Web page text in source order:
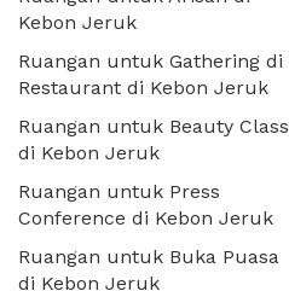
Kebon Jeruk
Ruangan untuk Gathering di
Restaurant di Kebon Jeruk
Ruangan untuk Beauty Class
di Kebon Jeruk
Ruangan untuk Press
Conference di Kebon Jeruk
Ruangan untuk Buka Puasa
di Kebon Jeruk